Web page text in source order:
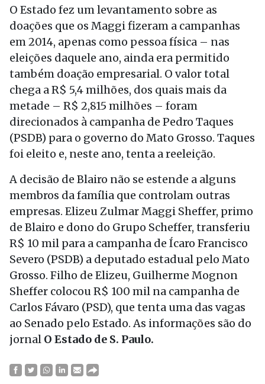
O Estado fez um levantamento sobre as
doações que os Maggi fizeram a campanhas
em 2014, apenas como pessoa física – nas
eleições daquele ano, ainda era permitido
também doação empresarial. O valor total
chega a R$ 5,4 milhões, dos quais mais da
metade – R$ 2,815 milhões – foram
direcionados à campanha de Pedro Taques
(PSDB) para o governo do Mato Grosso. Taques
foi eleito e, neste ano, tenta a reeleição.
A decisão de Blairo não se estende a alguns
membros da família que controlam outras
empresas. Elizeu Zulmar Maggi Sheffer, primo
de Blairo e dono do Grupo Scheffer, transferiu
R$ 10 mil para a campanha de Ícaro Francisco
Severo (PSDB) a deputado estadual pelo Mato
Grosso. Filho de Elizeu, Guilherme Mognon
Sheffer colocou R$ 100 mil na campanha de
Carlos Fávaro (PSD), que tenta uma das vagas
ao Senado pelo Estado. As informações são do
jornal O Estado de S. Paulo.